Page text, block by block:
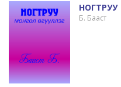
НОГТРУУ
Б. Бааст